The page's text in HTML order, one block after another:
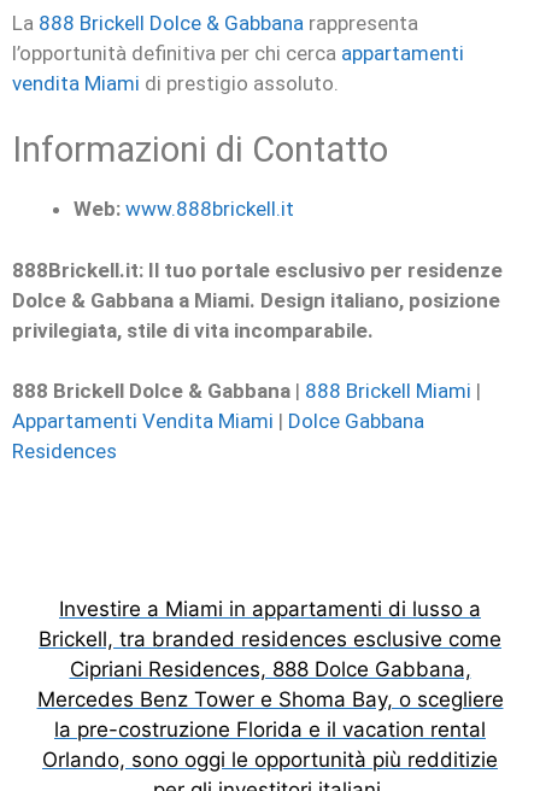
La 888 Brickell Dolce & Gabbana rappresenta
l’opportunità definitiva per chi cerca appartamenti
vendita Miami di prestigio assoluto.
Informazioni di Contatto
Web: www.888brickell.it
888Brickell.it: Il tuo portale esclusivo per residenze
Dolce & Gabbana a Miami. Design italiano, posizione
privilegiata, stile di vita incomparabile.
888 Brickell Dolce & Gabbana | 888 Brickell Miami |
Appartamenti Vendita Miami | Dolce Gabbana
Residences
Investire a Miami in appartamenti di lusso a
Brickell, tra branded residences esclusive come
Cipriani Residences, 888 Dolce Gabbana,
Mercedes Benz Tower e Shoma Bay, o scegliere
la pre-costruzione Florida e il vacation rental
Orlando, sono oggi le opportunità più redditizie